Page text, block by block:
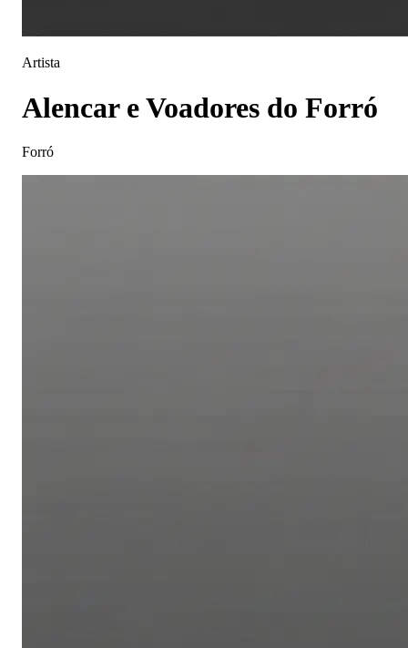
Artista
Alencar e Voadores do Forró
Forró